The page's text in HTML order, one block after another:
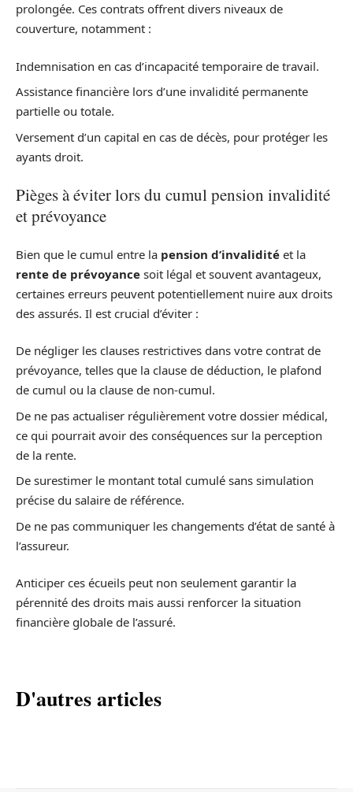
prolongée. Ces contrats offrent divers niveaux de
couverture, notamment :
Indemnisation en cas d’incapacité temporaire de travail.
Assistance financière lors d’une invalidité permanente
partielle ou totale.
Versement d’un capital en cas de décès, pour protéger les
ayants droit.
Pièges à éviter lors du cumul pension invalidité
et prévoyance
Bien que le cumul entre la pension d’invalidité et la
rente de prévoyance soit légal et souvent avantageux,
certaines erreurs peuvent potentiellement nuire aux droits
des assurés. Il est crucial d’éviter :
De négliger les clauses restrictives dans votre contrat de
prévoyance, telles que la clause de déduction, le plafond
de cumul ou la clause de non-cumul.
De ne pas actualiser régulièrement votre dossier médical,
ce qui pourrait avoir des conséquences sur la perception
de la rente.
De surestimer le montant total cumulé sans simulation
précise du salaire de référence.
De ne pas communiquer les changements d’état de santé à
l’assureur.
Anticiper ces écueils peut non seulement garantir la
pérennité des droits mais aussi renforcer la situation
financière globale de l’assuré.
D'autres articles